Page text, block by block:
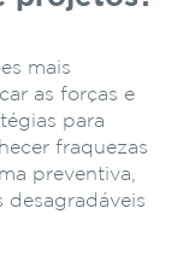
mais
as forças e
para
fraquezas
preventiva,
desagradáveis